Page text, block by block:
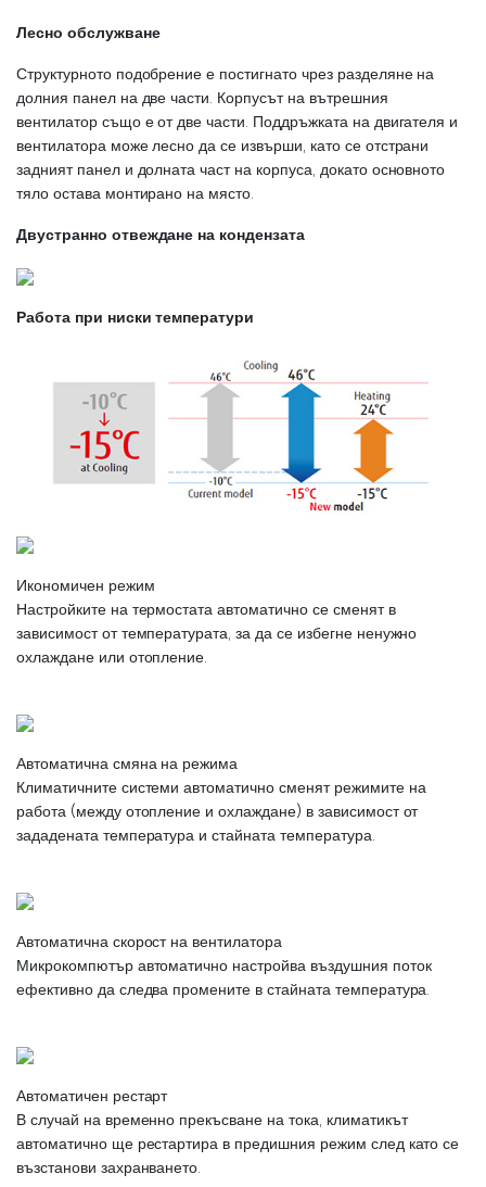
Лесно обслужване
Структурното подобрение е постигнато чрез разделяне на
долния панел на две части. Корпусът на вътрешния
вентилатор също е от две части. Поддръжката на двигателя и
вентилатора може лесно да се извърши, като се отстрани
задният панел и долната част на корпуса, докато основното
тяло остава монтирано на място.
Двустранно отвеждане на кондензата
Работа при ниски температури
Икономичен режим
Настройките на термостата автоматично се сменят в
зависимост от температурата, за да се избегне ненужно
охлаждане или отопление.
Автоматична смяна на режима
Климатичните системи автоматично сменят режимите на
работа (между отопление и охлаждане) в зависимост от
зададената температура и стайната температура.
Автоматична скорост на вентилатора
Микрокомпютър автоматично настройва въздушния поток
ефективно да следва промените в стайната температура.
Автоматичен рестарт
В случай на временно прекъсване на тока, климатикът
автоматично ще рестартира в предишния режим след като се
възстанови захранването.